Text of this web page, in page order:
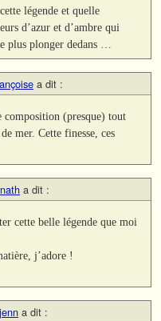
légende et quelle
d’azur et d’ambre qui
plus plonger dedans …
a dit :
(presque) tout
mer. Cette finesse, ces
a dit :
cette belle légende que moi
j’adore !
a dit :